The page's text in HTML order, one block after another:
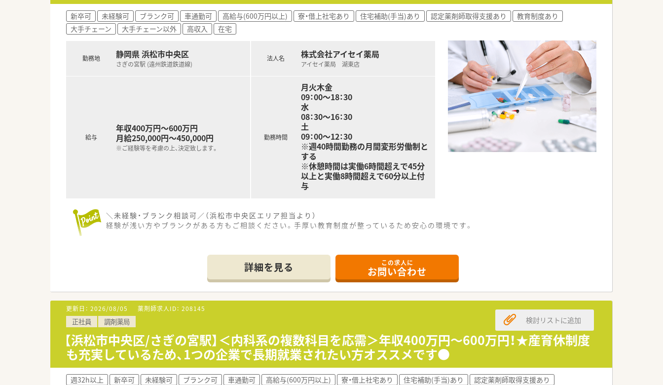
新卒可 未経験可 ブランク可 車通勤可 高給与(600万円以上) 寮・借上社宅あり 住宅補助(手当)あり 認定薬剤師取得支援あり
教育制度あり
大手チェーン
大手チェーン以外 高収入 在宅
勤務地 静岡県 浜松市中央区
さぎの宮駅 (遠州鉄道鉄道線)
給与
年収400万円～600万円
月給250,000円～450,000円
※ご経験等を考慮の上、決定致します。
法人名 株式会社アイセイ薬局
アイセイ薬局 湖東店
勤務時間
月火木金
09：00～18：30
水
08：30～16：30
土
09：00～12：30
※週40時間勤務の月間変形労働制と
する
※休憩時間は実働6時間超えで45分
以上と実働8時間超えで60分以上付
与
＼未経験・ブランク相談可／（浜松市中央区エリア担当より）
経験が浅い方やブランクがある方もご相談ください。手厚い教育制度が整っているため安心の環境です。
■遠州鉄道鉄道線のさぎの宮駅から車で約15分の場所に位置しており、マイカー通勤が至便です。
■内科・小児科・眼科・消化器科と多科目を応需し、1日平均約90枚の処方箋に対応しています。
■薬剤師は常勤4名が在籍し、常に3～4名体制で協力しながら業務を行っています。
【法人特徴について】
■全国に約400店舗を展開する地域密着型の大手調剤薬局チェーンとして成長を続けています。
■業界のパイオニアとして30年以上前から医療モール事業を手がけ、全国に170店舗を展開します。
■薬剤師でもある社長が自らの経験を活かし、女性が長期的に働きやすい企業を目指しています。
【想定される業務内容】
■調剤、監査、服薬指導に加え、かかりつけ薬剤師として患者様一人ひとりと向き合っていただきます。
■個人宅8～9名と施設1ヶ所への在宅業務にも携わり、地域医療に深く貢献することができます。
■一包化業務も多く発生しますが、予製剤の活用や監査システムで効率的に業務を進められます。
詳細を見る この求人に
お問い合わせ
更新日： 2026/08/05 薬剤師求人ID： 208145
正社員 調剤薬局
【浜松市中央区/さぎの宮駅】＜内科系の複数科目を応需＞年収400万円～600万円！★産育休制度
も充実しているため、1つの企業で長期就業されたい方オススメです●
検討リストに追加
週32h以上 新卒可 未経験可 ブランク可 車通勤可 高給与(600万円以上) 寮・借上社宅あり 住宅補助(手当)あり
認定薬剤師取得支援あり